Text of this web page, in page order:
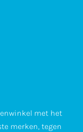
met het
merken, tegen